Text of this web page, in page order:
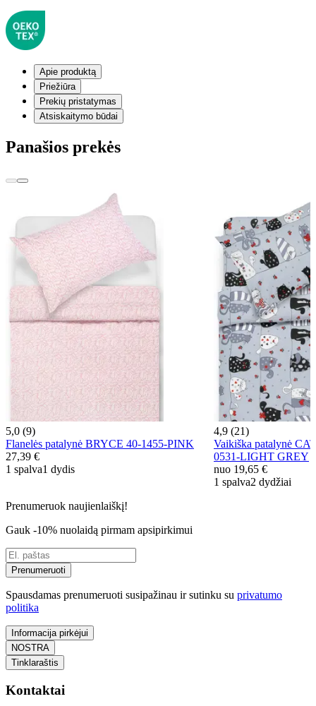
Apie produktą
Priežiūra
Prekių pristatymas
Atsiskaitymo būdai
Panašios prekės
5,0 (9)
Flanelės patalynė BRYCE 40-1455-PINK
27,39 €
1 spalva1 dydis
4,9 (21)
Vaikiška patalynė
0531-LIGHT GREY
nuo 19,65 €
1 spalva2 dydžiai
Prenumeruok naujienlaiškį!
Gauk -10% nuolaidą pirmam apsipirkimui
Prenumeruoti
Spausdamas prenumeruoti susipažinau ir sutinku su privatumo
politika
Informacija pirkėjui
NOSTRA
Tinklaraštis
Kontaktai